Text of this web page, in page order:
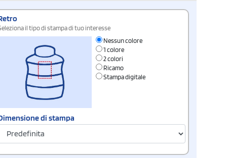
il tipo di stampa di tuo interesse
Nessun colore
1 colore
2 colori
Ricamo
Stampa digitale
di stampa